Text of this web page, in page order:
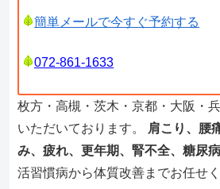
簡単メールで今すぐ予約する
072-861-1633
枚方・高槻・茨木・京都・大阪・
いただいております。
肩こり、腰
み、疲れ、更年期、腎不全、糖尿
活習慣病から体質改善までお任せく